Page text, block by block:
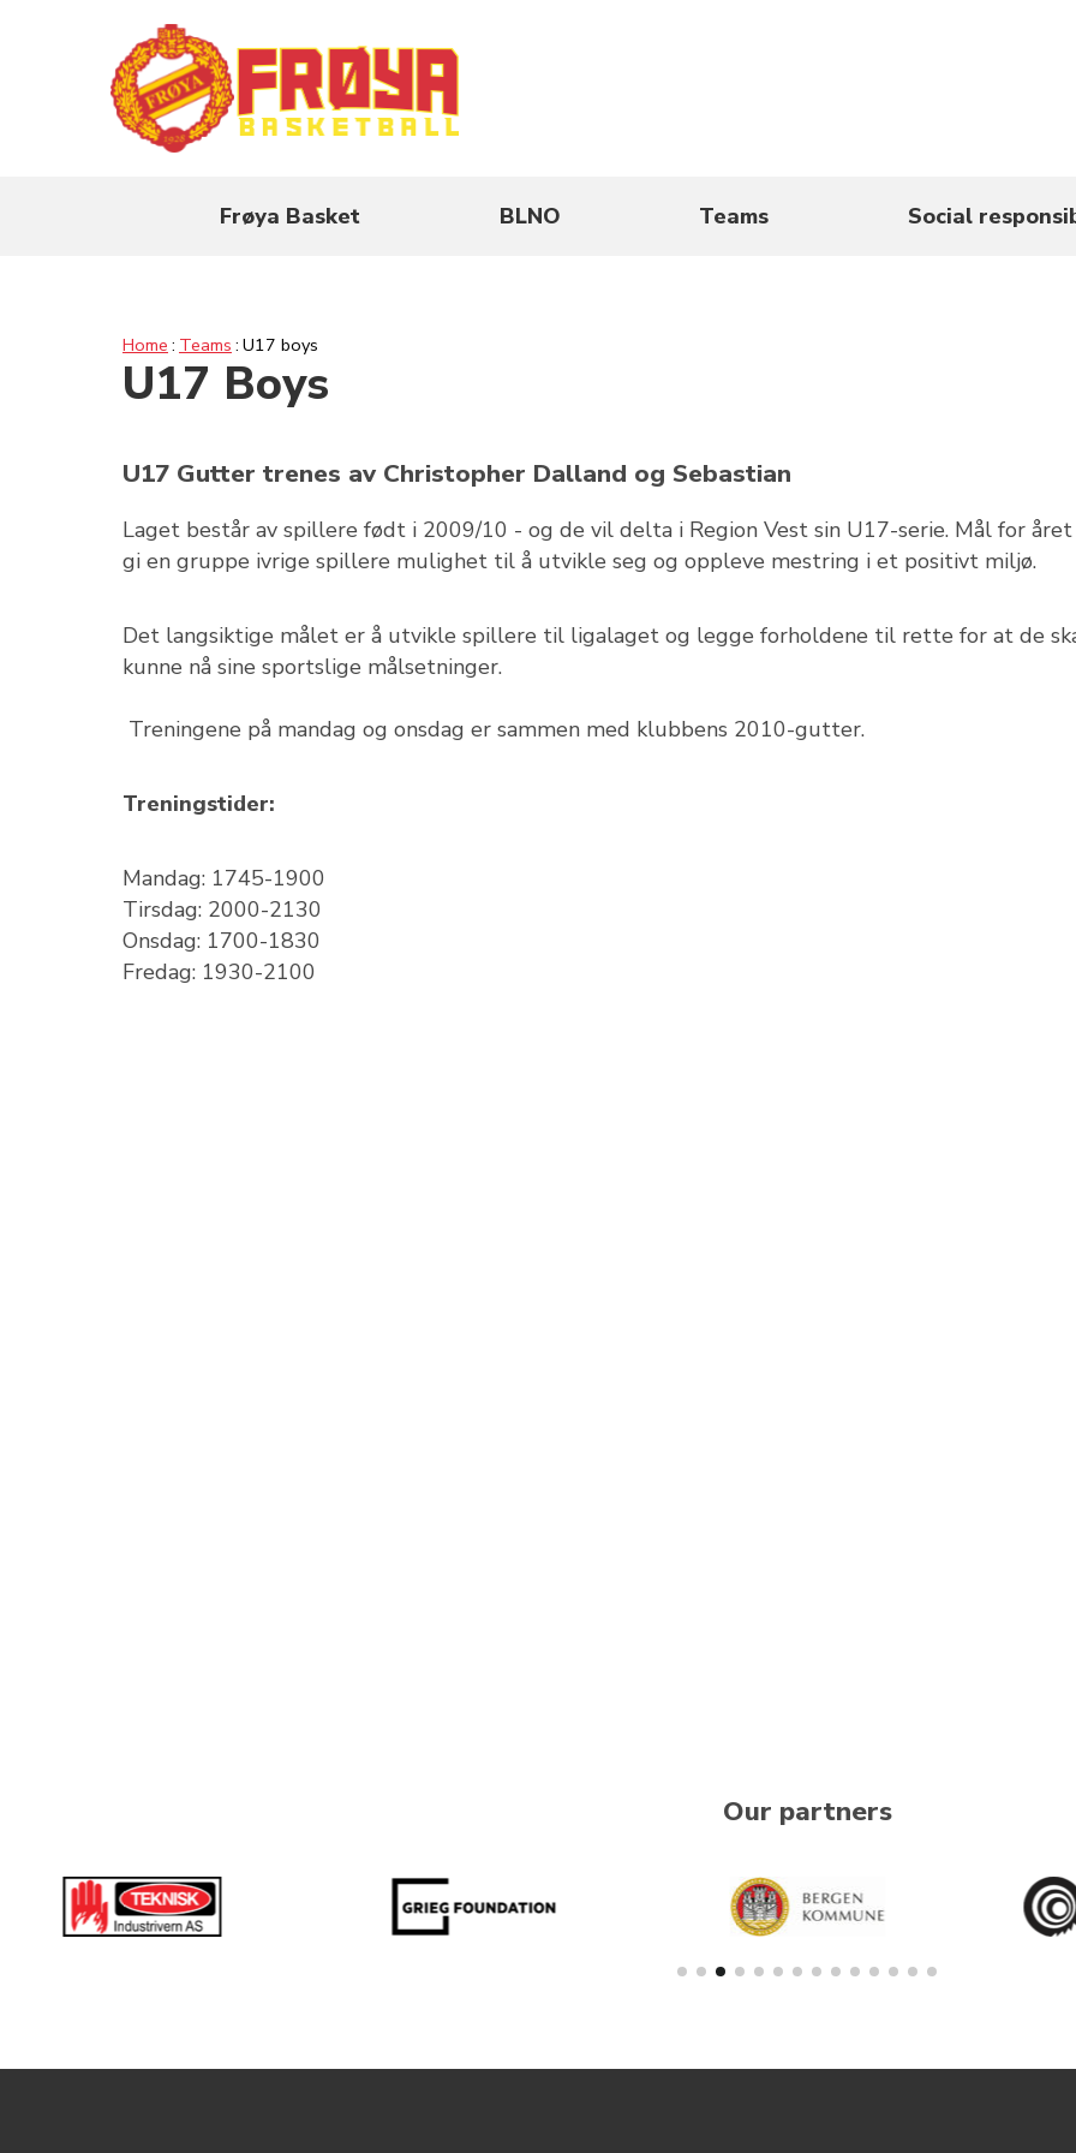
Frøya Basket BLNO Teams Social
Home Teams U17 boys
U17 Boys
U17 Gutter trenes av Christopher Dalland og Sebastian
Laget består av spillere født i 2009/10 - og de vil delta i Region Vest sin U17-serie. Mål for året
gi en gruppe ivrige spillere mulighet til å utvikle seg og oppleve mestring i et positivt miljø.
Det langsiktige målet er å utvikle spillere til ligalaget og legge forholdene til rette for at de
kunne nå sine sportslige målsetninger.
Treningene på mandag og onsdag er sammen med klubbens 2010-gutter.
Treningstider:
Mandag: 1745-1900
Tirsdag: 2000-2130
Onsdag: 1700-1830
Fredag: 1930-2100
Our partners